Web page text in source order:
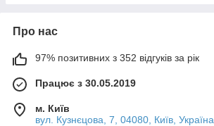
Про нас
97% позитивних з 352 відгуків за рік
Працює з 30.05.2019
м. Київ
вул. Кузнєцова, 7, 04080, Київ, Україна